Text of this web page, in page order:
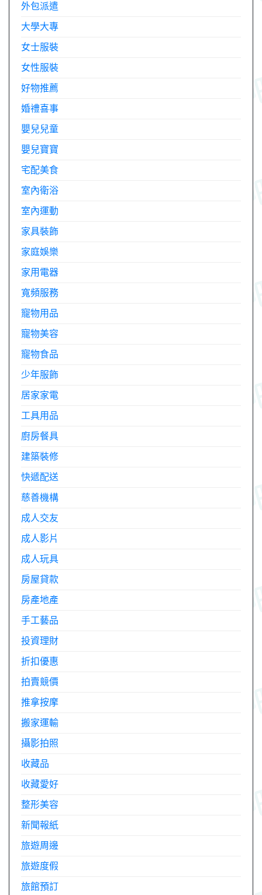
外包派遣
大學大專
女士服裝
女性服裝
好物推薦
婚禮喜事
嬰兒兒童
嬰兒寶寶
宅配美食
室內衛浴
室內運動
家具裝飾
家庭娛樂
家用電器
寬頻服務
寵物用品
寵物美容
寵物食品
少年服飾
居家家電
工具用品
廚房餐具
建築裝修
快遞配送
慈善機構
成人交友
成人影片
成人玩具
房屋貸款
房產地產
手工藝品
投資理財
折扣優惠
拍賣競價
推拿按摩
搬家運輸
攝影拍照
收藏品
收藏愛好
整形美容
新聞報紙
旅遊周邊
旅遊度假
旅館預訂